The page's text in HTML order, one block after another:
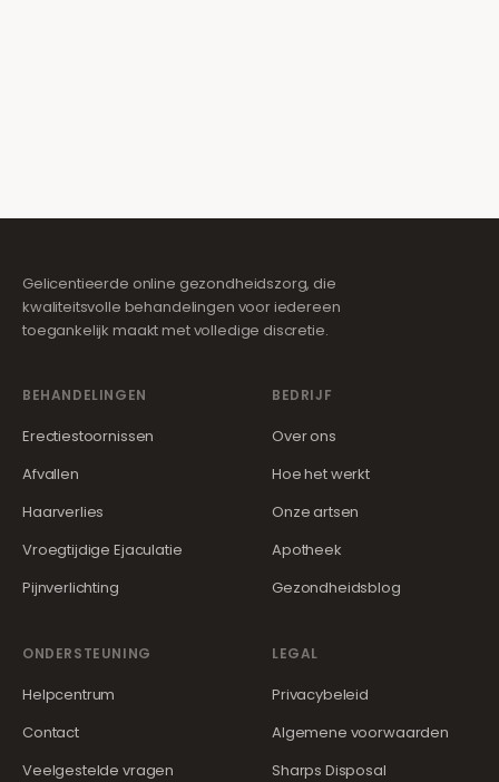
Gelicentieerde online gezondheidszorg, die
kwaliteitsvolle behandelingen voor iedereen
toegankelijk maakt met volledige discretie.
BEHANDELINGEN
Erectiestoornissen
Afvallen
Haarverlies
Vroegtijdige Ejaculatie
Pijnverlichting
BEDRIJF
Over ons
Hoe het werkt
Onze artsen
Apotheek
Gezondheidsblog
ONDERSTEUNING
Helpcentrum
Contact
Veelgestelde vragen
LEGAL
Privacybeleid
Algemene voorwaarden
Sharps Disposal